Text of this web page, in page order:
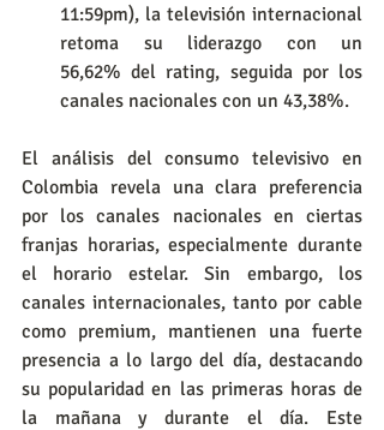
11:59pm), la televisión internacional
retoma su liderazgo con un
56,62% del rating, seguida por los
canales nacionales con un 43,38%.
El análisis del consumo televisivo en
Colombia revela una clara preferencia
por los canales nacionales en ciertas
franjas horarias, especialmente durante
el horario estelar. Sin embargo, los
canales internacionales, tanto por cable
como premium, mantienen una fuerte
presencia a lo largo del día, destacando
su popularidad en las primeras horas de
la mañana y durante el día. Este